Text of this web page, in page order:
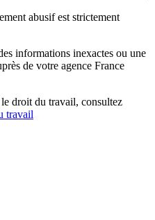
abusif est strictement
informations inexactes ou une
de votre agence France
droit du travail, consultez
travail